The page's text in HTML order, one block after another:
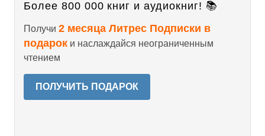
Более 800 000 книг и аудиокниг! 📚
Получи 2 месяца Литрес Подписки в
подарок и наслаждайся неограниченным
чтением
ПОЛУЧИТЬ ПОДАРОК